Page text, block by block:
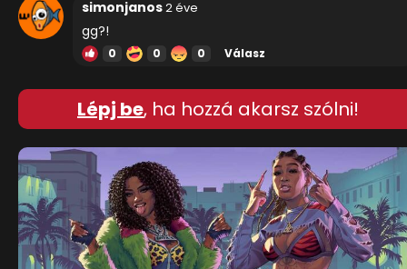
simonjanos2 éve
gg?!
0 0 0 Válasz
Lépj be, ha hozzá akarsz szólni!